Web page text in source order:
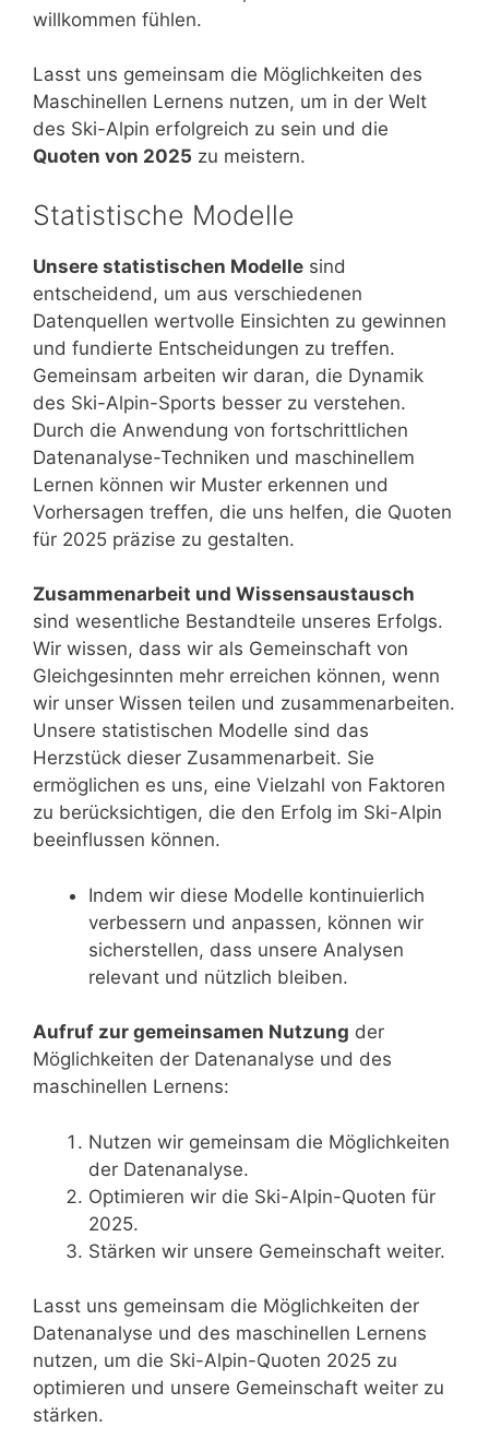
willkommen fühlen.
Lasst uns gemeinsam die Möglichkeiten des
Maschinellen Lernens nutzen, um in der Welt
des Ski-Alpin erfolgreich zu sein und die
Quoten von 2025 zu meistern.
Statistische Modelle
Unsere statistischen Modelle sind
entscheidend, um aus verschiedenen
Datenquellen wertvolle Einsichten zu gewinnen
und fundierte Entscheidungen zu treffen.
Gemeinsam arbeiten wir daran, die Dynamik
des Ski-Alpin-Sports besser zu verstehen.
Durch die Anwendung von fortschrittlichen
Datenanalyse-Techniken und maschinellem
Lernen können wir Muster erkennen und
Vorhersagen treffen, die uns helfen, die Quoten
für 2025 präzise zu gestalten.
Zusammenarbeit und Wissensaustausch
sind wesentliche Bestandteile unseres Erfolgs.
Wir wissen, dass wir als Gemeinschaft von
Gleichgesinnten mehr erreichen können, wenn
wir unser Wissen teilen und zusammenarbeiten.
Unsere statistischen Modelle sind das
Herzstück dieser Zusammenarbeit. Sie
ermöglichen es uns, eine Vielzahl von Faktoren
zu berücksichtigen, die den Erfolg im Ski-Alpin
beeinflussen können.
Indem wir diese Modelle kontinuierlich
verbessern und anpassen, können wir
sicherstellen, dass unsere Analysen
relevant und nützlich bleiben.
Aufruf zur gemeinsamen Nutzung der
Möglichkeiten der Datenanalyse und des
maschinellen Lernens:
Nutzen wir gemeinsam die Möglichkeiten
der Datenanalyse.
Optimieren wir die Ski-Alpin-Quoten für
2025.
Stärken wir unsere Gemeinschaft weiter.
Lasst uns gemeinsam die Möglichkeiten der
Datenanalyse und des maschinellen Lernens
nutzen, um die Ski-Alpin-Quoten 2025 zu
optimieren und unsere Gemeinschaft weiter zu
stärken.